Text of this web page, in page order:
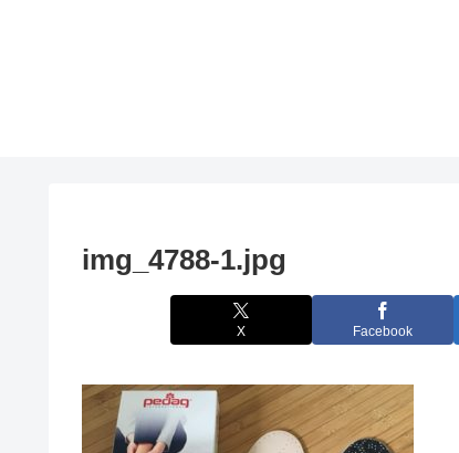
img_4788-1.jpg
X Facebook